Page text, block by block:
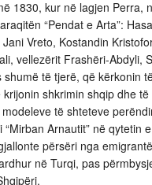
1830, kur në lagjen Perra,
“Pendat e Arta”:
Vreto, Kostandin
vellezërit Frashëri-Abdyli,
shumë të tjerë, që kërkonin
shkrimin shqip dhe
të shteteve
“Mirban Arnautit” në qytetin
përsëri nga
në Turqi, pas